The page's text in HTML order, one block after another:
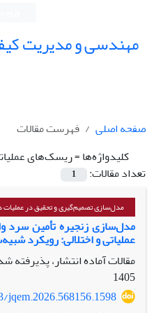
مهندسی و مدیریت
صفحه اصلی
فهرست مقالات
کلیدواژه‌ها =ریسک‌های
تعداد مقالات:
1
مدل‌سازی تصمیم‌گیری و تحقیق در
عملیاتی و اختلالی: رویکرد
مقالات آماده انتشار، پذیرفته
1405